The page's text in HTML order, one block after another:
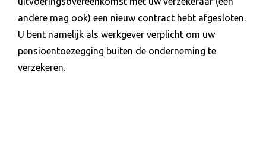
andere mag ook) een nieuw contract hebt afgesloten.
U bent namelijk als werkgever verplicht om uw
pensioentoezegging buiten de onderneming te
verzekeren.